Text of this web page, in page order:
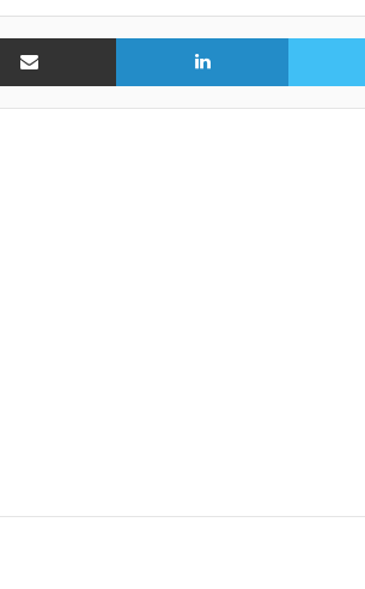
تويتر لينكدإن